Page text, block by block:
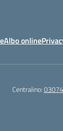
Albo online
Centralino: